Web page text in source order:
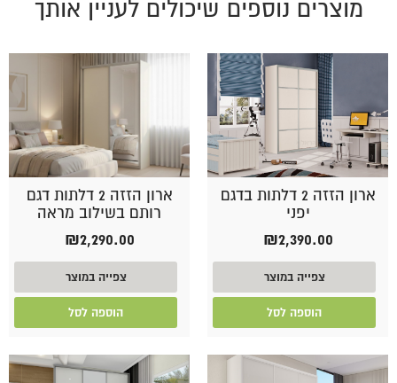
מוצרים נוספים שיכולים לעניין אותך
ארון הזזה 2 דלתות בדגם
יפני
₪2,390.00
צפייה במוצר
הוספה לסל
ארון הזזה 2 דלתות דגם
רותם בשילוב מראה
₪2,290.00
צפייה במוצר
הוספה לסל